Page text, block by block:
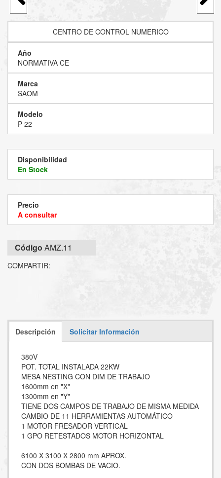
CENTRO DE CONTROL NUMERICO
Año
NORMATIVA CE
Marca
SAOM
Modelo
P 22
Disponibilidad
En Stock
Precio
A consultar
Código AMZ.11
COMPARTIR:
Descripción Solicitar Información
380V
POT. TOTAL INSTALADA 22KW
MESA NESTING CON DIM DE TRABAJO
1600mm en "X"
1300mm en "Y"
TIENE DOS CAMPOS DE TRABAJO DE MISMA MEDIDA
CAMBIO DE 11 HERRAMIENTAS AUTOMÁTICO
1 MOTOR FRESADOR VERTICAL
1 GPO RETESTADOS MOTOR HORIZONTAL
6100 X 3100 X 2800 mm APROX.
CON DOS BOMBAS DE VACIO.